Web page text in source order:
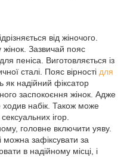
від жіночого.
жінок. Зазвичай пояс
пеніса. Виготовляється із
сталі. Пояс вірності для
як надійний фіксатор
заспокоєння жінок. Адже
набік. Також може
ігор.
головне включити уяву.
можна зафіксувати за
в надійному місці, і